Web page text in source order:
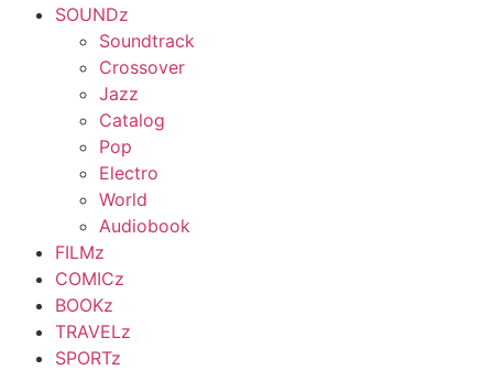
SOUNDz
Soundtrack
Crossover
Jazz
Catalog
Pop
Electro
World
Audiobook
FILMz
COMICz
BOOKz
TRAVELz
SPORTz